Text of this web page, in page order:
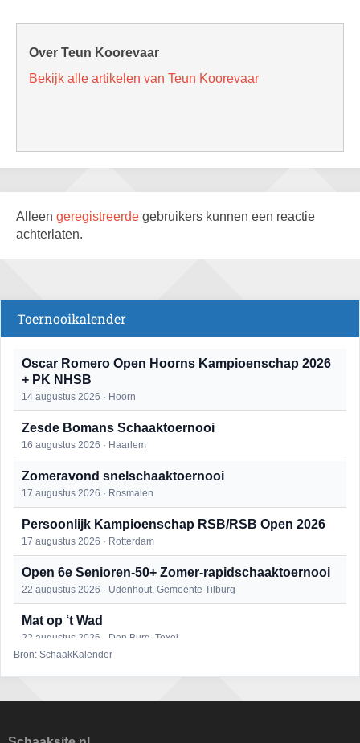
Over Teun Koorevaar
Bekijk alle artikelen van Teun Koorevaar
Alleen geregistreerde gebruikers kunnen een reactie
achterlaten.
Toernooikalender
Oscar Romero Open Hoorns Kampioenschap 2026
+ PK NHSB
14 augustus 2026 · Hoorn
Zesde Bomans Schaaktoernooi
16 augustus 2026 · Haarlem
Zomeravond snelschaaktoernooi
17 augustus 2026 · Rosmalen
Persoonlijk Kampioenschap RSB/RSB Open 2026
17 augustus 2026 · Rotterdam
Open 6e Senioren-50+ Zomer-rapidschaaktoernooi
22 augustus 2026 · Udenhout, Gemeente Tilburg
Mat op ‘t Wad
22 augustus 2026 · Den Burg, Texel
23 augustus 2026 · Utrecht
Bron: SchaakKalender